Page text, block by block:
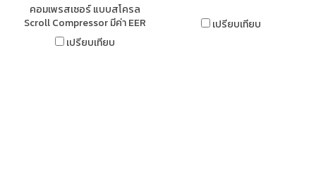
คอมเพรสเซอร์ แบบสโครล
Scroll Compressor มีค่า EER
ประสิทธิภาพการประหยัด
พลังงานสูงสุด ควบคุมด้วยระบบ
เปรียบเทียบ
เปรียบเทียบ